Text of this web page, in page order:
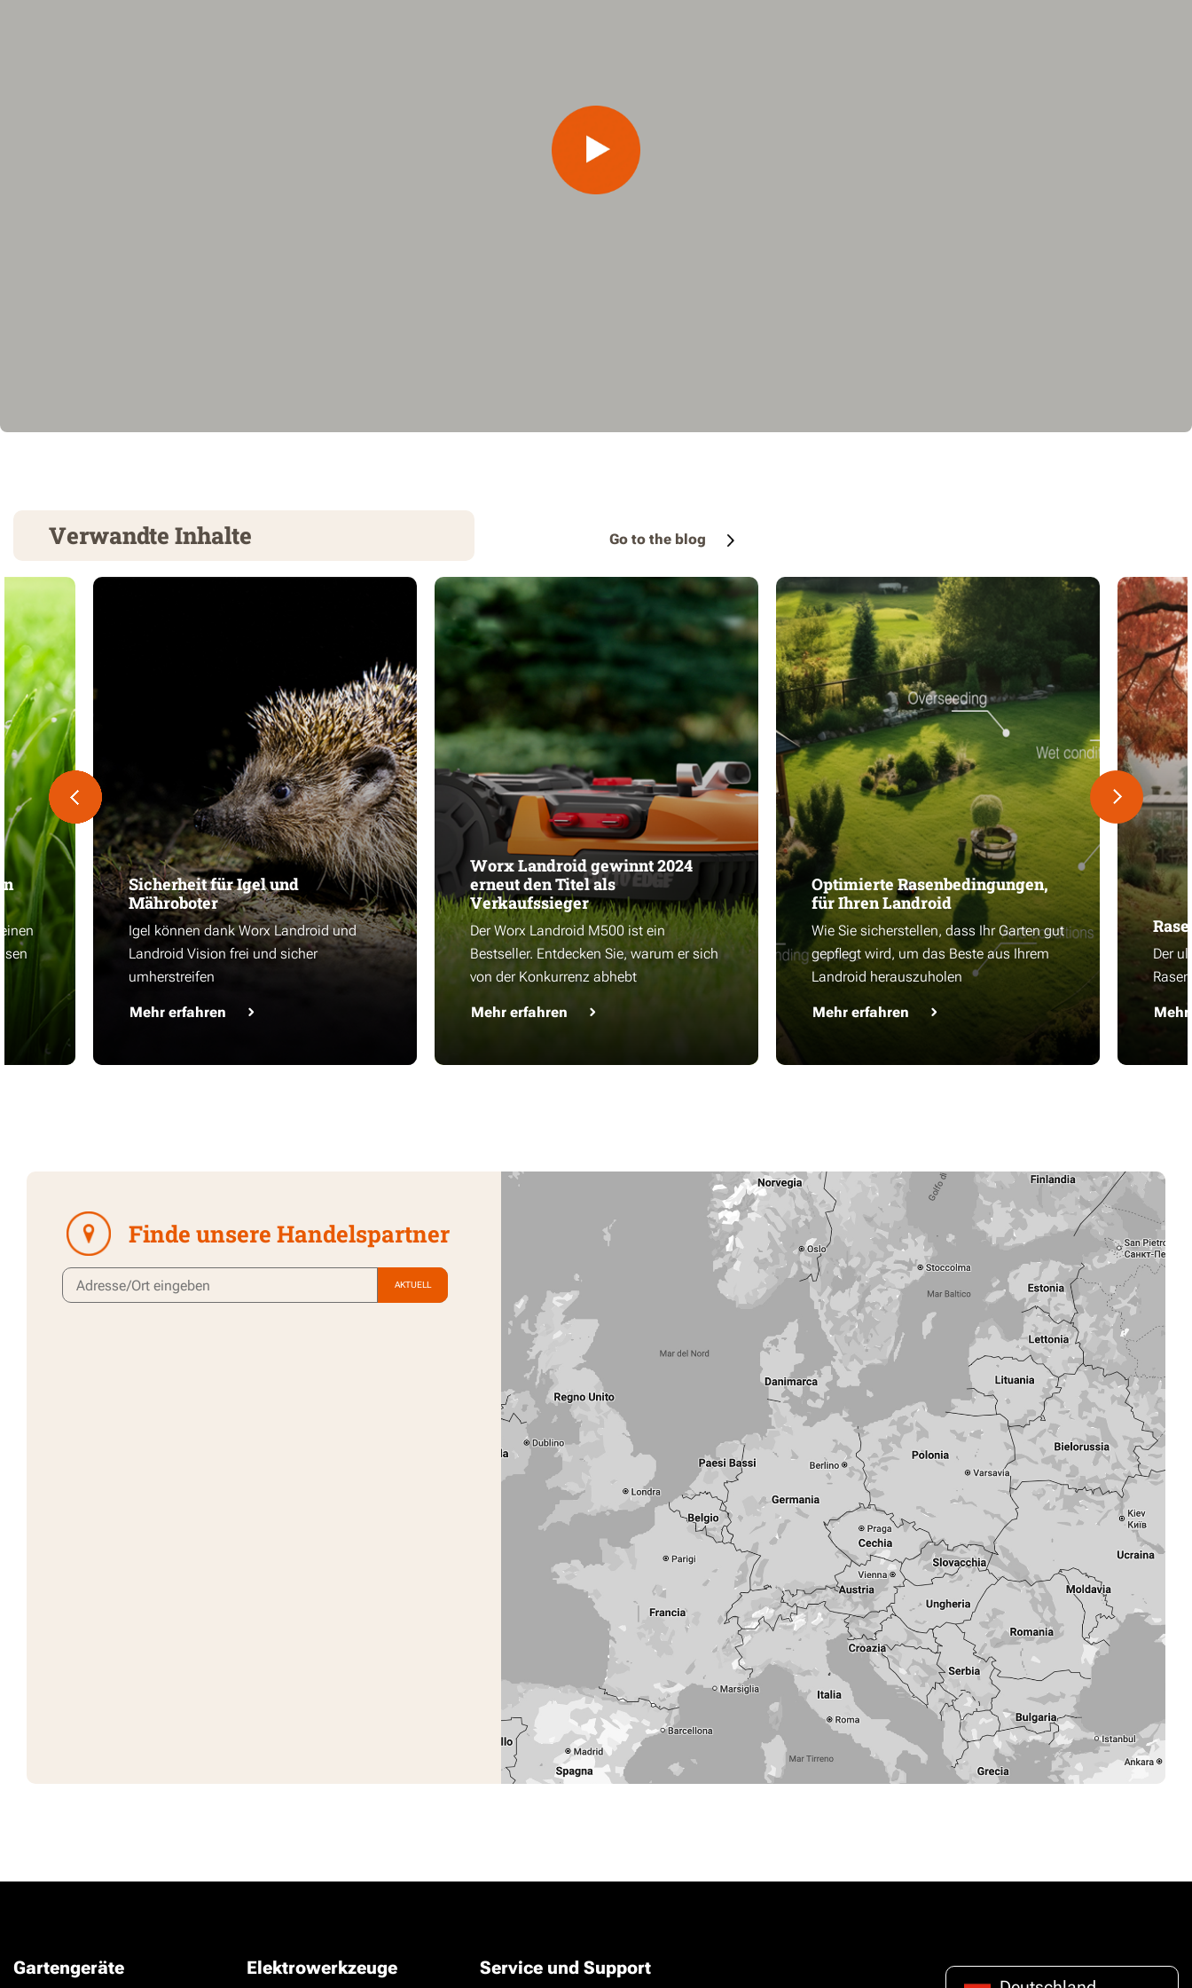
Verwandte Inhalte Go to the blog
Sicherheit für Igel und
Mähroboter
Igel können dank Worx Landroid und
Landroid Vision frei und sicher
umherstreifen
Mehr erfahren
Worx Landroid gewinnt 2024
erneut den Titel als
Verkaufssieger
Der Worx Landroid M500 ist ein
Bestseller. Entdecken Sie, warum er sich
von der Konkurrenz abhebt
Mehr erfahren
Optimierte Rasenbedingungen,
für Ihren Landroid
Wie Sie sicherstellen, dass Ihr Garten gut
gepflegt wird, um das Beste aus Ihrem
Landroid herauszuholen
Mehr erfahren
Der
Finde unsere Handelspartner
AKTUELL
Gartengeräte Elektrowerkzeuge
Service und Support